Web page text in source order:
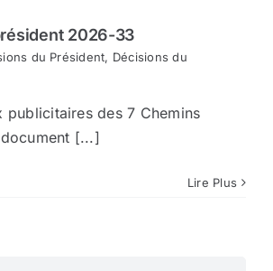
2026-33
du Président, Décisions du
publicitaires des 7 Chemins
[...]
Lire Plus